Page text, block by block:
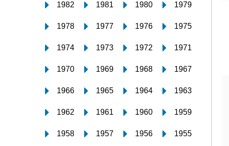
1982 1981 1980 1979
1978 1977 1976 1975
1974 1973 1972 1971
1970 1969 1968 1967
1966 1965 1964 1963
1962 1961 1960 1959
1958 1957 1956 1955